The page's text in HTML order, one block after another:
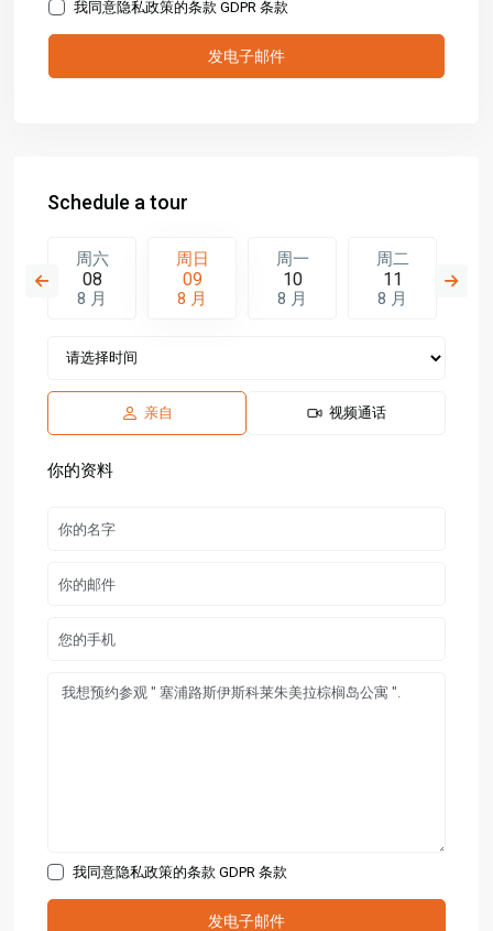
我同意隐私政策的条款GDPR 条款
Schedule a tour
周六
08
8 月
周日
09
8 月
周一
10
8 月
周二
11
8 月
亲自 视频通话
你的资料
我同意隐私政策的条款GDPR 条款